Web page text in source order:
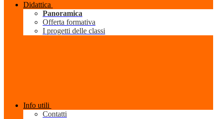
Didattica
Panoramica
Offerta formativa
I progetti delle classi
Info utili
Contatti